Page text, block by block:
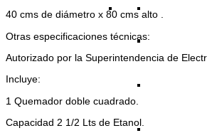
40 cms de diámetro x 80 cms alto .
Otras especificaciones técnicas:
Autorizado por la Superintendencia de
Incluye:
1 Quemador doble cuadrado.
Capacidad 2 1/2 Lts de Etanol.